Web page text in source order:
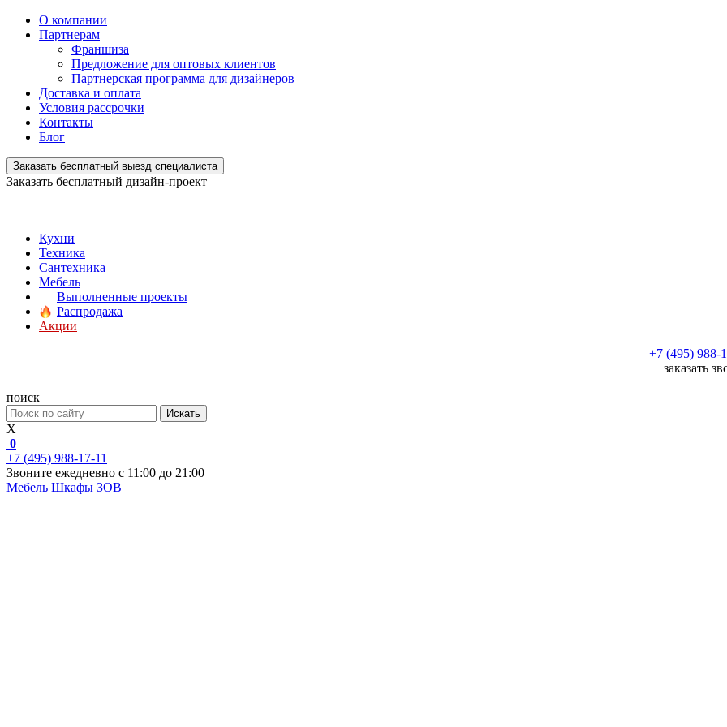
О компании
Партнерам
Франшиза
Предложение для оптовых клиентов
Партнерская программа для дизайнеров
Доставка и оплата
Условия рассрочки
Контакты
Блог
Заказать бесплатный выезд специалиста
Заказать бесплатный дизайн-проект
Кухни
Техника
Сантехника
Мебель
Выполненные проекты
Распродажа
Акции
+7 (495) 988-
заказать
поиск
Искать
X
0
+7 (495) 988-17-11
Звоните ежедневно с 11:00 до 21:00
Мебель Шкафы ЗОВ